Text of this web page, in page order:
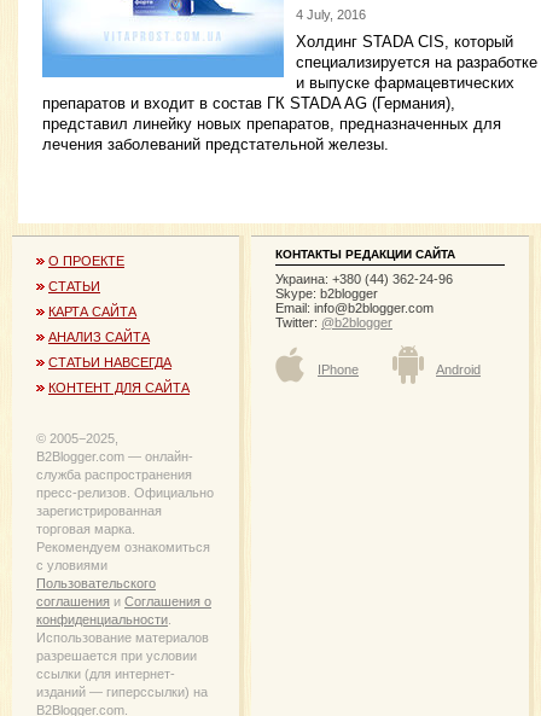
4 July, 2016
Холдинг STADA CIS, который
специализируется на разработке
и выпуске фармацевтических
препаратов и входит в состав ГК STADA AG (Германия),
представил линейку новых препаратов, предназначенных для
лечения заболеваний предстательной железы.
О ПРОЕКТЕ
СТАТЬИ
КАРТА САЙТА
АНАЛИЗ САЙТА
СТАТЬИ НАВСЕГДА
КОНТЕНТ ДЛЯ САЙТА
© 2005−2025,
B2Blogger.com — онлайн-
служба распространения
пресс-релизов. Официально
зарегистрированная
торговая марка.
Рекомендуем ознакомиться
с уловиями
Пользовательского
соглашения и Соглашения о
конфиденциальности
Использование материалов
разрешается при условии
ссылки (для интернет-
изданий — гиперссылки) на
B2Blogger.com.
КОНТАКТЫ РЕДАКЦИИ САЙТА
Украина: +380 (44) 362-24-96
Skype: b2blogger
Email: info@b2blogger.com
Twitter: @b2blogger
IPhone Android